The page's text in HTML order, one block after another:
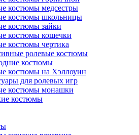
костюмы медсестры
костюмы школьницы
костюмы зайки
костюмы кошечки
костюмы чертика
ролевые костюмы
костюмы
костюмы на Хэллоуин
для ролевых игр
костюмы монашки
костюмы